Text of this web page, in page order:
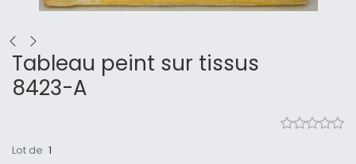
Tableau peint sur tissus
8423-A
Lot de 1